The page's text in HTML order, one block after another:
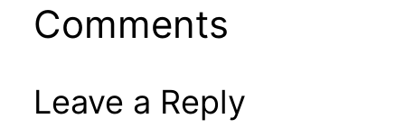
Comments
Leave a Reply